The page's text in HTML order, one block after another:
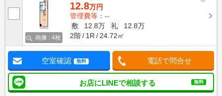
画像 : 4枚
12.8万円
管理費等：--
敷
12.8万 礼
12.8万
2階
1R 24.72㎡
空室確認 無料 電話で問合せ
お店にLINEで相談する 無料